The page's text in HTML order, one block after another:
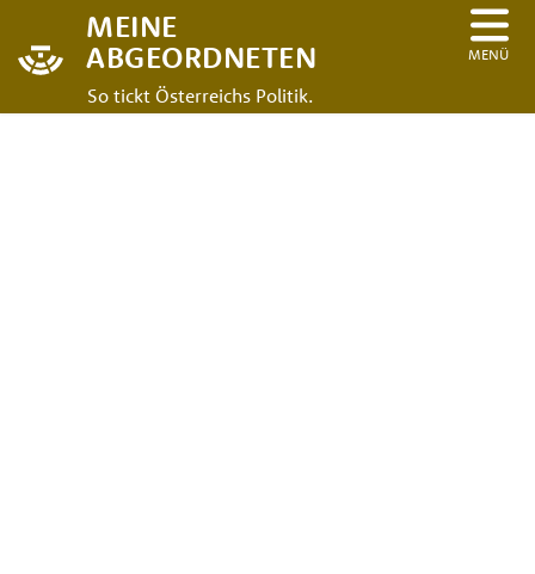
MEINE
ABGEORDNETEN
So tickt Österreichs Politik.
MENÜ